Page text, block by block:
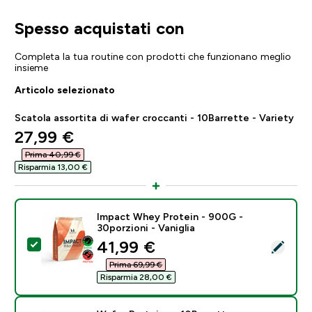
Spesso acquistati con
Completa la tua routine con prodotti che funzionano meglio
insieme
Articolo selezionato
Scatola assortita di wafer croccanti - 10Barrette - Variety
discounted price
27,99 €‎
Prima 40,99 €‎
Risparmia 13,00 €‎
Seleziona questo prodotto - Impact Whey Protein -
Impact Whey Protein - 900G -
30porzioni - Vaniglia
discounted price
41,99 €‎
Prima 69,99 €‎
Risparmia 28,00 €‎